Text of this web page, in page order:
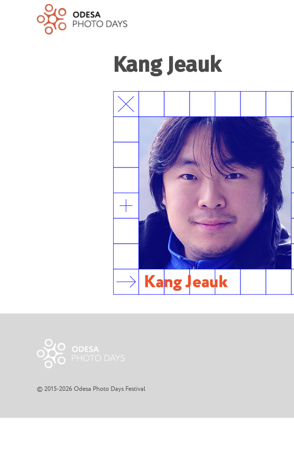
Kang Jeauk
© 2015-2026 Odesa Photo Days Festival